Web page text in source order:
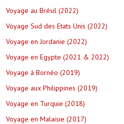
Voyage au Brésil (2022)
Voyage Sud des Etats Unis (2022)
Voyage en Jordanie (2022)
Voyage en Egypte (2021 & 2022)
Voyage à Bornéo (2019)
Voyage aux Philippines (2019)
Voyage en Turquie (2018)
Voyage en Malaisie (2017)